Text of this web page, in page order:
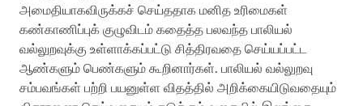
அமைதியாகவிருக்கச் செய்ததாக மனித உரிமைகள்
கண்காணிப்புக் குழுவிடம் கதைத்த பலவந்த பாலியல்
வல்லுறவுக்கு உள்ளாக்கப்பட்டு சித்திரவதை செய்யப்பட்ட
ஆண்களும் பெண்களும் கூறினார்கள். பாலியல் வல்லுறவு
சம்பவங்கள் பற்றி பயனுள்ள விதத்தில் அறிக்கையிடுவதையும்